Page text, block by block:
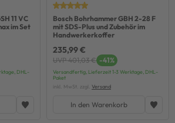
11 VC
im Set
DHL-
Bosch Bohrhammer GBH 2-28 F
mit SDS-Plus und Zubehör im
Handwerkerkoffer
235,99 €
UVP 401,03 € -41%
Versandfertig, Lieferzeit 1-3 Werktage, DHL-
Paket
inkl. MwSt. zzgl. Versand
In den Warenkorb